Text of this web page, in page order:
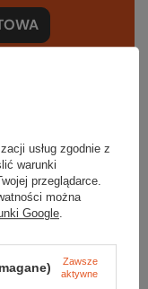
konsumenta.
NA TERENIE UE
usług zgodnie z
warunki
przeglądarce.
można
Google.
Zawsze
aktywne